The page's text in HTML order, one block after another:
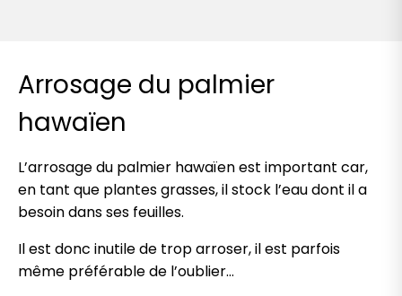
Arrosage du palmier
hawaïen
L’arrosage du palmier hawaïen est important car,
en tant que plantes grasses, il stock l’eau dont il a
besoin dans ses feuilles.
Il est donc inutile de trop arroser, il est parfois
même préférable de l’oublier…